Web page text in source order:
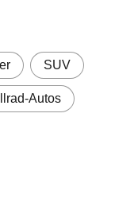
SUV
Autos